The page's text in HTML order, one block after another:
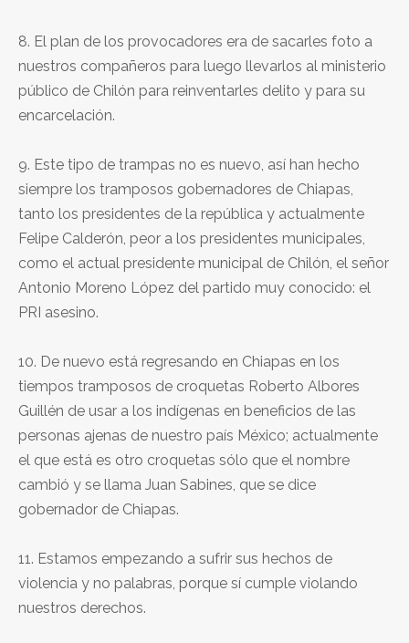
8. El plan de los provocadores era de sacarles foto a
nuestros compañeros para luego llevarlos al ministerio
público de Chilón para reinventarles delito y para su
encarcelación.
9. Este tipo de trampas no es nuevo, así han hecho
siempre los tramposos gobernadores de Chiapas,
tanto los presidentes de la república y actualmente
Felipe Calderón, peor a los presidentes municipales,
como el actual presidente municipal de Chilón, el señor
Antonio Moreno López del partido muy conocido: el
PRI asesino.
10. De nuevo está regresando en Chiapas en los
tiempos tramposos de croquetas Roberto Albores
Guillén de usar a los indígenas en beneficios de las
personas ajenas de nuestro país México; actualmente
el que está es otro croquetas sólo que el nombre
cambió y se llama Juan Sabines, que se dice
gobernador de Chiapas.
11. Estamos empezando a sufrir sus hechos de
violencia y no palabras, porque sí cumple violando
nuestros derechos.